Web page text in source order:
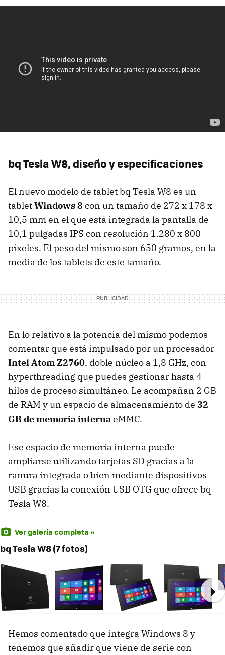
bq Tesla W8, diseño y especificaciones
El nuevo modelo de tablet bq Tesla W8 es un
tabletWindows 8con un tamaño de 272 x 178 x
10,5 mm en el que está integrada la pantalla de
10,1 pulgadas IPS con resolución 1.280 x 800
pixeles. El peso del mismo son 650 gramos, en la
media de los tablets de este tamaño.
En lo relativo a la potencia del mismo podemos
comentar que está impulsado por un procesador
Intel Atom Z2760, doble núcleo a 1,8 GHz, con
hyperthreading que puedes gestionar hasta 4
hilos de proceso simultáneo. Le acompañan 2 GB
de RAM y un espacio de almacenamiento de 32
GB de memoria internaeMMC.
Ese espacio de memoria interna puede
ampliarse utilizando tarjetas SD gracias a la
ranura integrada o bien mediante dispositivos
USB gracias la conexión USB OTG que ofrece bq
Tesla W8.
Ver galería completa »
bq Tesla W8 (7 fotos)
Hemos comentado que integra Windows 8 y
tenemos que añadir que viene de serie con